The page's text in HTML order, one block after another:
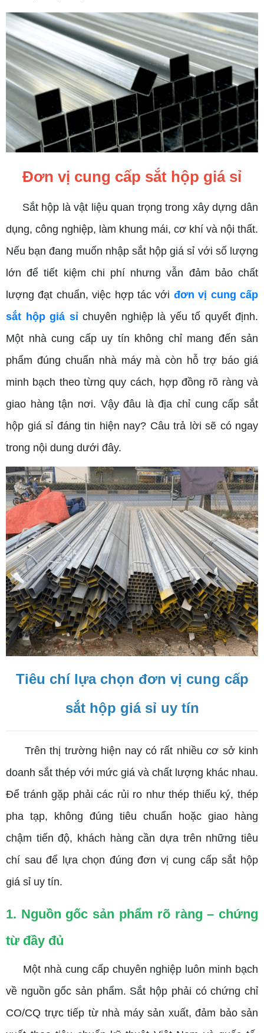
Đơn vị cung cấp sắt hộp giá sỉ
Sắt hộp là vật liệu quan trọng trong xây dựng dân
dụng, công nghiệp, làm khung mái, cơ khí và nội thất.
Nếu bạn đang muốn nhập sắt hộp giá sỉ với số lượng
lớn để tiết kiệm chi phí nhưng vẫn đảm bảo chất
lượng đạt chuẩn, việc hợp tác với đơn vị cung cấp
sắt hộp giá sỉ chuyên nghiệp là yếu tố quyết định.
Một nhà cung cấp uy tín không chỉ mang đến sản
phẩm đúng chuẩn nhà máy mà còn hỗ trợ báo giá
minh bạch theo từng quy cách, hợp đồng rõ ràng và
giao hàng tận nơi. Vậy đâu là địa chỉ cung cấp sắt
hộp giá sỉ đáng tin hiện nay? Câu trả lời sẽ có ngay
trong nội dung dưới đây.
Tiêu chí lựa chọn đơn vị cung cấp
sắt hộp giá sỉ uy tín
Trên thị trường hiện nay có rất nhiều cơ sở kinh
doanh sắt thép với mức giá và chất lượng khác nhau.
Để tránh gặp phải các rủi ro như thép thiếu ký, thép
pha tạp, không đúng tiêu chuẩn hoặc giao hàng
chậm tiến độ, khách hàng cần dựa trên những tiêu
chí sau để lựa chọn đúng đơn vị cung cấp sắt hộp
giá sỉ uy tín.
1. Nguồn gốc sản phẩm rõ ràng – chứng
từ đầy đủ
Một nhà cung cấp chuyên nghiệp luôn minh bạch
về nguồn gốc sản phẩm. Sắt hộp phải có chứng chỉ
CO/CQ trực tiếp từ nhà máy sản xuất, đảm bảo sản